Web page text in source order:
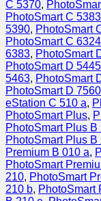
C 5370,
PhotoSmart C 5383
5390, PhotoSmart
PhotoSmart C 6324
6383, PhotoSmart
PhotoSmart D 5445
5463, PhotoSmart
PhotoSmart D 7560
eStation C 510 a,
PhotoSmart Plus,
PhotoSmart Plus B
PhotoSmart Plus B
Premium B 010 a,
PhotoSmart
210, PhotoSmart
210 b, PhotoSmart